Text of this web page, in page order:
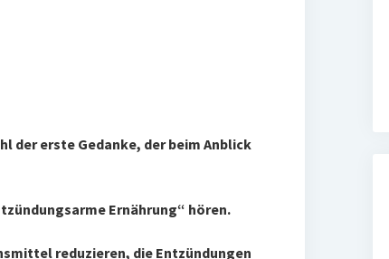
der erste Gedanke, der beim Anblick
Ernährung“ hören.
reduzieren, die Entzündungen